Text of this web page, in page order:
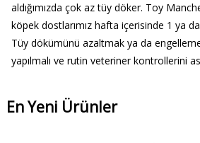
aldığımızda çok az tüy döker. Toy
köpek dostlarımız hafta içerisinde 1 ya da
Tüy dökümünü azaltmak ya da
yapılmalı ve rutin veteriner kontrollerini
En Yeni Ürünler